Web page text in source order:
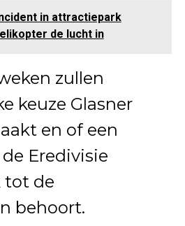
in attractiepark
de lucht in
zullen
keuze Glasner
en of een
Eredivisie
tot de
behoort.